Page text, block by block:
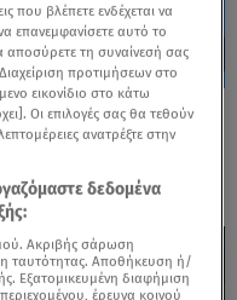
μεταφορά
Μαρούσι
που βλέπετε ενδέχεται να
επανεμφανίσετε αυτό το
αποσύρετε τη συναίνεσή σας
προτιμήσεων στο
εικονίδιο στο κάτω
Οι επιλογές σας θα τεθούν
ανατρέξτε στην
δεδομένα
Ακριβής σάρωση
ταυτότητας. Αποθήκευση ή/
Εξατομικευμένη διαφήμιση
έρευνα κοινού